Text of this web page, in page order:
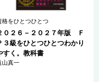
格をひとつひとつ
０２６－２０２７年版 Ｆ
３級をひとつひとつわかり
すく。教科書
山真一